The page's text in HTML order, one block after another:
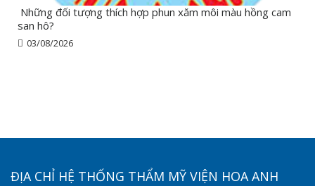
Những đối tượng thích hợp phun xăm môi màu hồng cam
san hô?
03/08/2026
ĐỊA CHỈ HỆ THỐNG THẨM MỸ VIỆN HOA ANH